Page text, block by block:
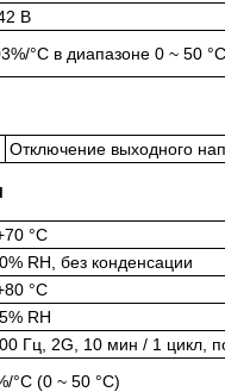
В
°C в диапазоне 0 ~ 50 °C
Отключение выходного
°C
RH, без конденсации
°C
RH
Гц, 2G, 10 мин / 1 цикл,
°C (0 ~ 50 °C)